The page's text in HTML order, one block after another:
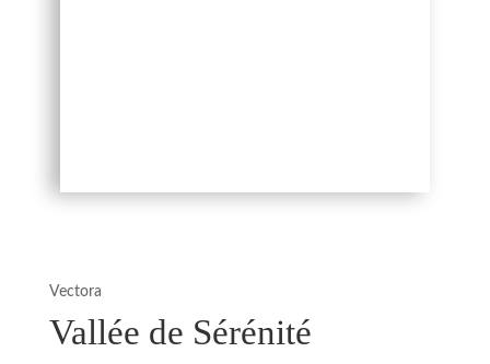
Vectora
Vallée de Sérénité